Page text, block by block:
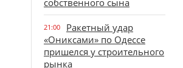
собственного сына
21:00
Ракетный удар
«Ониксами» по Одессе
пришелся у строительного
рынка